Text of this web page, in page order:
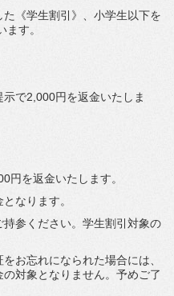
《学生割引》、小学生以下を
す。
示で2,000円を返金いたしま
円を返金いたします。
なります。
参ください。学生割引対象の
お忘れになられた場合には、
対象となりません。予めご了